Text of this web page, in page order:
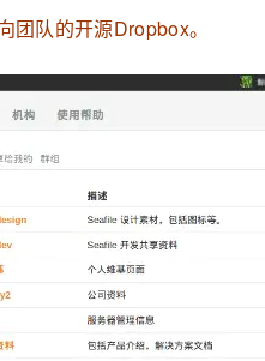
队的开源Dropbox。